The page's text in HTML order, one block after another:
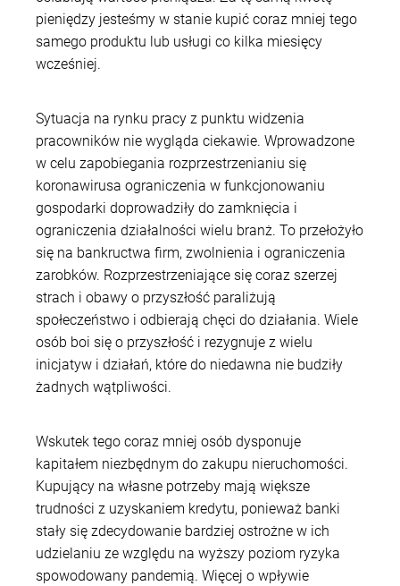
pieniędzy jesteśmy w stanie kupić coraz mniej tego
samego produktu lub usługi co kilka miesięcy
wcześniej.
Sytuacja na rynku pracy z punktu widzenia
pracowników nie wygląda ciekawie. Wprowadzone
w celu zapobiegania rozprzestrzenianiu się
koronawirusa ograniczenia w funkcjonowaniu
gospodarki doprowadziły do zamknięcia i
ograniczenia działalności wielu branż. To przełożyło
się na bankructwa firm, zwolnienia i ograniczenia
zarobków. Rozprzestrzeniające się coraz szerzej
strach i obawy o przyszłość paraliżują
społeczeństwo i odbierają chęci do działania. Wiele
osób boi się o przyszłość i rezygnuje z wielu
inicjatyw i działań, które do niedawna nie budziły
żadnych wątpliwości.
Wskutek tego coraz mniej osób dysponuje
kapitałem niezbędnym do zakupu nieruchomości.
Kupujący na własne potrzeby mają większe
trudności z uzyskaniem kredytu, ponieważ banki
stały się zdecydowanie bardziej ostrożne w ich
udzielaniu ze względu na wyższy poziom ryzyka
spowodowany pandemią. Więcej o wpływie